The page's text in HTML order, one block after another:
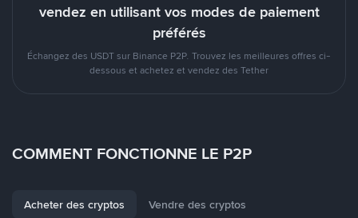
vendez en utilisant vos modes de paiement
préférés
Échangez des USDT sur Binance P2P. Trouvez les meilleures offres ci-
dessous et achetez et vendez des Tether
COMMENT FONCTIONNE LE P2P
Acheter des cryptos Vendre des cryptos